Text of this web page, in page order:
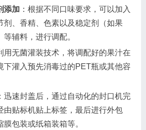
添加 ：根据不同口味要求，可以加入
剂、香精、色素以及稳定剂（如果
等辅料，进行调配。
用无菌灌装技术，将调配好的果汁在
下灌入预先消毒过的PET瓶或其他容
：迅速封盖后，通过自动化的封口机完
由贴标机贴上标签，最后进行外包
膜包装或纸箱装箱等。